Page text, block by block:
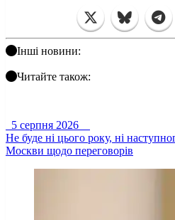
Інші новини:
Читайте також:
5 серпня 2026
Не буде ні цього року, ні
Москви щодо переговорів